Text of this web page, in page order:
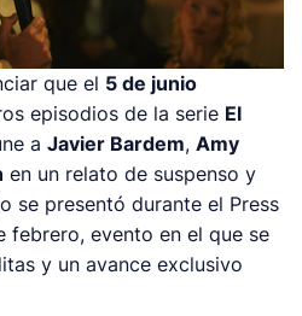
que el 5 de junio
episodios de la serie El
aJavier Bardem,Amy
en un relato de suspenso y
se presentó durante el Press
febrero, evento en el que se
y un avance exclusivo